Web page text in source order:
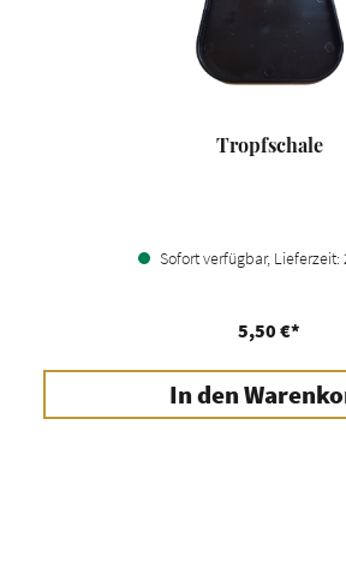
Tropfschale
Sofort verfügbar, Lieferzeit:
5,50 €*
In den